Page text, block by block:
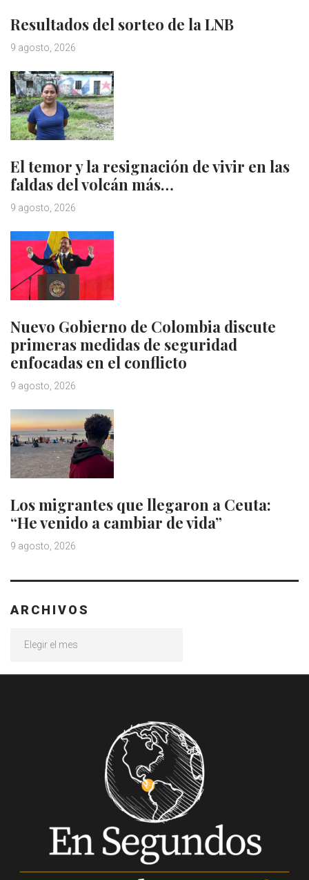
Resultados del sorteo de la LNB
9 agosto, 2026
El temor y la resignación de vivir en las
faldas del volcán más…
9 agosto, 2026
Nuevo Gobierno de Colombia discute
primeras medidas de seguridad
enfocadas en el conflicto
9 agosto, 2026
Los migrantes que llegaron a Ceuta:
“He venido a cambiar de vida”
9 agosto, 2026
ARCHIVOS